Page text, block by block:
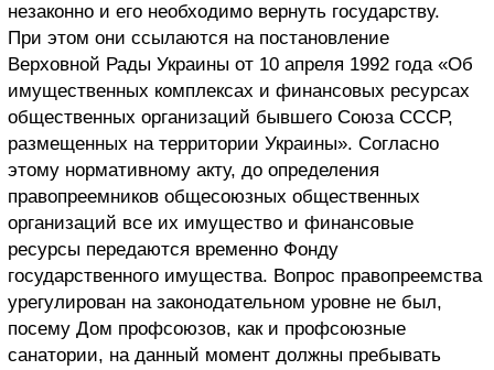
незаконно и его необходимо вернуть государству.
При этом они ссылаются на постановление
Верховной Рады Украины от 10 апреля 1992 года «Об
имущественных комплексах и финансовых ресурсах
общественных организаций бывшего Союза СССР,
размещенных на территории Украины». Согласно
этому нормативному акту, до определения
правопреемников общесоюзных общественных
организаций все их имущество и финансовые
ресурсы передаются временно Фонду
государственного имущества. Вопрос правопреемства
урегулирован на законодательном уровне не был,
посему Дом профсоюзов, как и профсоюзные
санатории, на данный момент должны пребывать